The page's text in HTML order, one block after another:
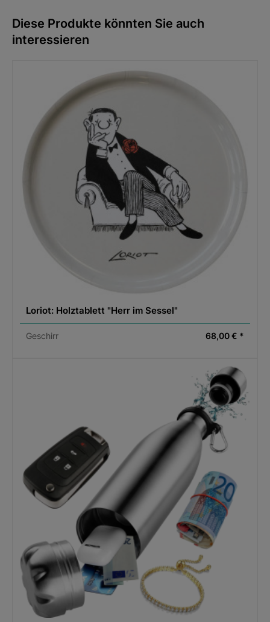
Diese Produkte könnten Sie auch
interessieren
Loriot: Holztablett "Herr im Sessel"
Geschirr 68,00 € *